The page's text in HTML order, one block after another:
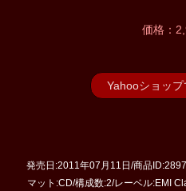
価格：
Yahooショッ
発売日:2011年07月11日/商品
マット:CD/構成数:2/レーベル:EMI